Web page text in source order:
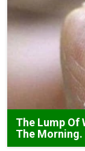
The Lump Of
The Morning.